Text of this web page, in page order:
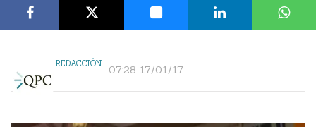
REDACCIÓN 07:28 17/01/17